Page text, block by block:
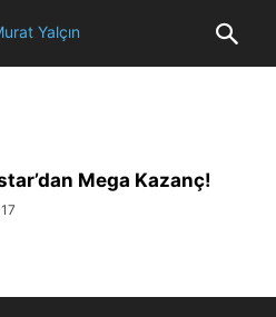
Mega Kazanç!